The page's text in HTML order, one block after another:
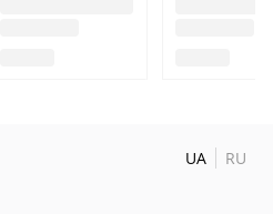
UA RU